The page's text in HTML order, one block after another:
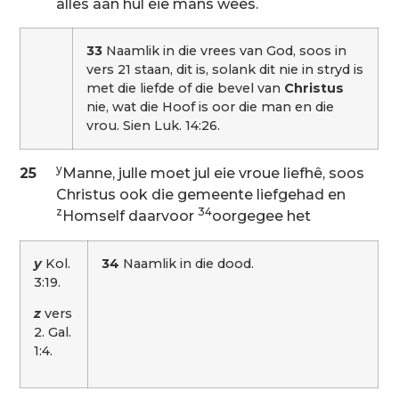
alles aan hul eie mans wees.
33 Naamlik in die vrees van God, soos in
vers 21 staan, dit is, solank dit nie in stryd is
met die liefde of die bevel van Christus
nie, wat die Hoof is oor die man en die
vrou. Sien Luk. 14:26.
25 yManne, julle moet jul eie vroue liefhê, soos
Christus ook die gemeente liefgehad en
z Homself daarvoor 34oorgegee het
yKol.
3:19.
z vers
2. Gal.
1:4.
34 Naamlik in die dood.